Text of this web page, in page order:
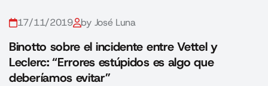
17/11/2019 by José Luna
Binotto sobre el incidente entre Vettel y
Leclerc: “Errores estúpidos es algo que
deberíamos evitar”